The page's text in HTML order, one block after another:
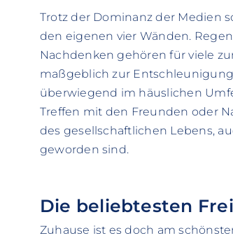
Trotz der Dominanz der Medien
den eigenen vier Wänden.
Nachdenken gehören für viele
maßgeblich zur
überwiegend im häuslichen
Treffen mit den Freunden oder
des gesellschaftlichen Lebens,
geworden sind.
Die beliebtesten
Zuhause ist es doch am